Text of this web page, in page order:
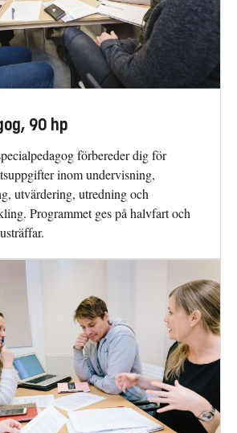
90 hp
förbereder dig för
inom undervisning,
utvärdering, utredning och
Programmet ges på halvfart och